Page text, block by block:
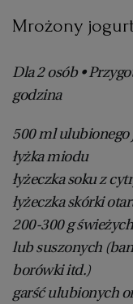
Mrożony
Dla 2 osób •
godzina
500 ml
łyżka miodu
łyżeczka soku z
łyżeczka skórki
200-300 g
lub suszonych
borówki itd.)
garść ulubionych